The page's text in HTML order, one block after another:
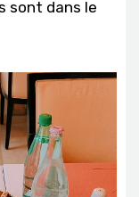
sont dans le